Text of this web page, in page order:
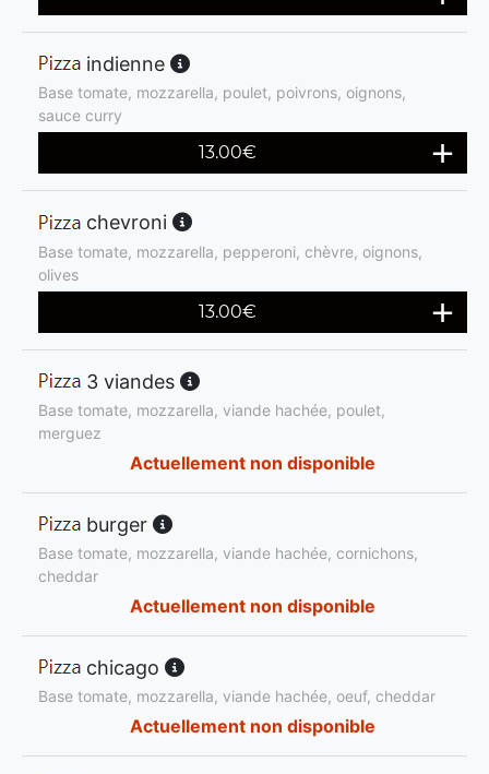
indienne
Base tomate, mozzarella, poulet, poivrons, oignons,
sauce curry
13.00€
chevroni
Base tomate, mozzarella, pepperoni, chèvre, oignons,
olives
13.00€
3 viandes
Base tomate, mozzarella, viande hachée, poulet,
merguez
Actuellement non disponible
burger
Base tomate, mozzarella, viande hachée, cornichons,
cheddar
Actuellement non disponible
chicago
Base tomate, mozzarella, viande hachée, oeuf, cheddar
Actuellement non disponible